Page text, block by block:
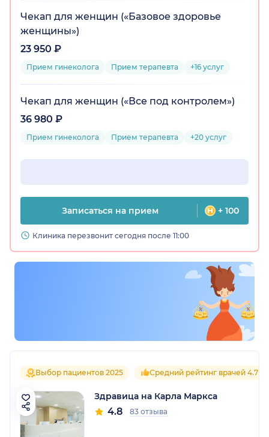
Чекап для женщин («Базовое здоровье
женщины»)
23 950 ₽
Прием гинеколога Прием терапевта +16 услуг
Чекап для женщин («Все под контролем»)
36 980 ₽
Прием гинеколога Прием терапевта +20 услуг
Записаться на прием + 100
Клиника перезвонит сегодня после 11:00
Выбор пациентов 2025 Средний рейтинг врачей 4.7
Здравица на Карла Маркса
4.8 83 отзыва